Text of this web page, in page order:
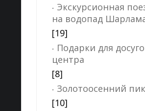
Экскурсионная
на водопад
[19]
Подарки для
центра
[8]
Золотоосенний
[10]